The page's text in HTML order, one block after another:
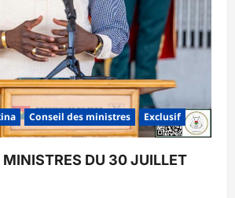
Conseil des ministres Exclusif
MINISTRES DU 30 JUILLET